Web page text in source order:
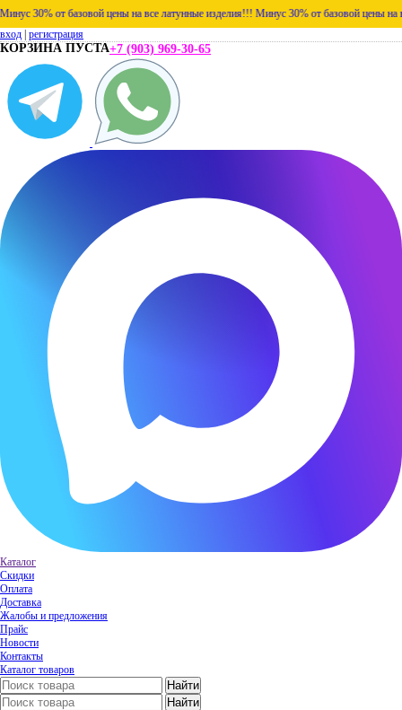
30% от базовой цены на все латунные изделия!!! Минус 30% от базовой цены на
вход регистрация
КОРЗИНА ПУСТА+7 (903) 969-30-65
Каталог
Скидки
Оплата
Доставка
Жалобы и предложения
Прайс
Новости
Контакты
Каталог товаров